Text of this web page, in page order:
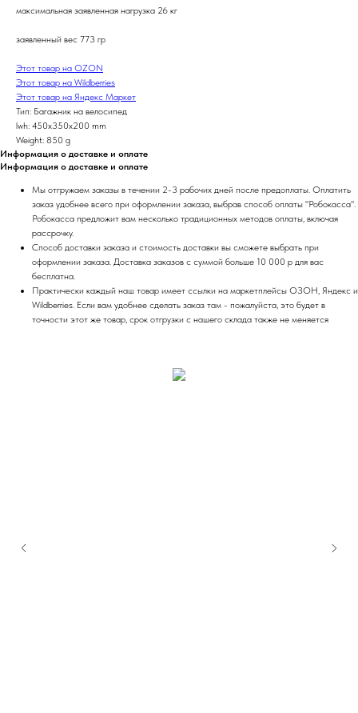
максимальная заявленная нагрузка 26 кг
заявленный вес 773 гр
Этот товар на OZON
Этот товар на Wildberries
Этот товар на Яндекс Маркет
Тип: Багажник на велосипед
lwh: 450x350x200 mm
Weight: 850 g
Информация о доставке и оплате
Информация о доставке и оплате
Мы отгружаем заказы в течении 2-3 рабочих дней после предоплаты. Оплатить
заказ удобнее всего при оформлении заказа, выбрав способ оплаты "Робокасса".
Робокасса предложит вам несколько традиционных методов оплаты, включая
рассрочку.
Способ доставки заказа и стоимость доставки вы сможете выбрать при
оформлении заказа. Доставка заказов с суммой больше 10 000 р для вас
бесплатна.
Практически каждый наш товар имеет ссылки на маркетплейсы ОЗОН, Яндекс и
Wildberries. Если вам удобнее сделать заказ там - пожалуйста, это будет в
точности этот же товар, срок отгрузки с нашего склада также не меняется